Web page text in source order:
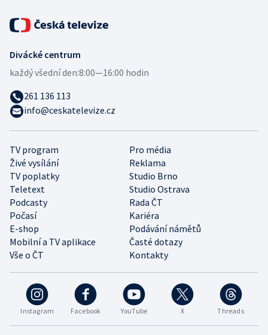
Instagram Facebook YouTube X Threads
TV program
Pro média
Živé vysílání
Reklama
TV poplatky
Studio Brno
Teletext
Studio Ostrava
Podcasty
Rada ČT
Počasí
Kariéra
E-shop
Podávání námětů
Mobilní a TV aplikace
Časté dotazy
Vše o ČT
Kontakty
Divácké centrum
každý všední den:8:00—16:00 hodin
261 136 113
info@ceskatelevize.cz